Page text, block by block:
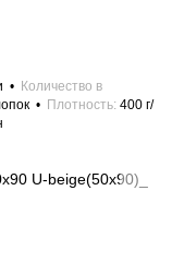
Количество в
Плотность 400 г/